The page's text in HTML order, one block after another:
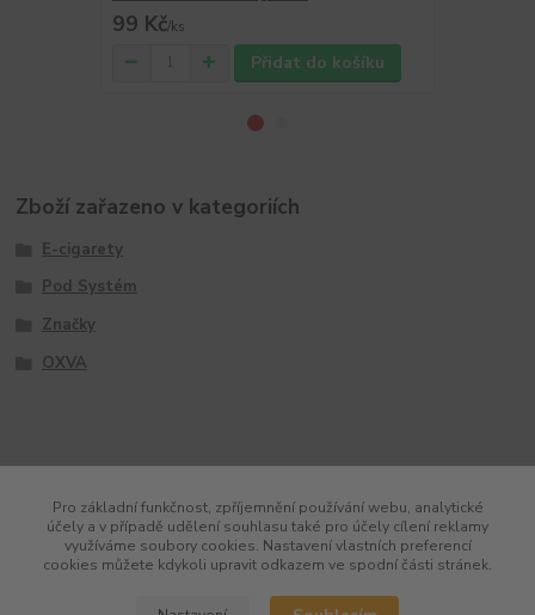
99 Kč/ks
Přidat do košíku
Zboží zařazeno v kategoriích
E-cigarety
Pod Systém
Značky
OXVA
Pro základní funkčnost, zpříjemnění používání webu, analytické
účely a v případě udělení souhlasu také pro účely cílení reklamy
využíváme soubory cookies. Nastavení vlastních preferencí
cookies můžete kdykoli upravit odkazem ve spodní části stránek.